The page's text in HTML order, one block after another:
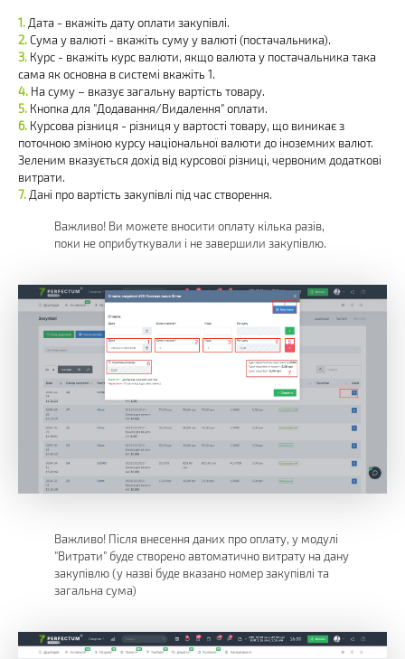
Дата - вкажіть дату оплати закупівлі.
Сума у валюті - вкажіть суму у валюті (постачальника).
Курс - вкажіть курс валюти, якщо валюта у постачальника така
сама як основна в системі вкажіть 1.
На суму – вказує загальну вартість товару.
Кнопка для "Додавання/Видалення" оплати.
Курсова різниця - різниця у вартості товару, що виникає з
поточною зміною курсу національної валюти до іноземних валют.
Зеленим вказується дохід від курсової різниці, червоним додаткові
витрати.
Дані про вартість закупівлі під час створення.
Важливо! Ви можете вносити оплату кілька разів,
поки не оприбуткували і не завершили закупівлю.
Важливо! Після внесення даних про оплату, у модулі
"Витрати" буде створено автоматично витрату на дану
закупівлю (у назві буде вказано номер закупівлі та
загальна сума)